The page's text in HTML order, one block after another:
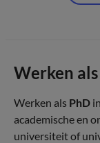
Werken
Werken als PhD
academische en
universiteit of